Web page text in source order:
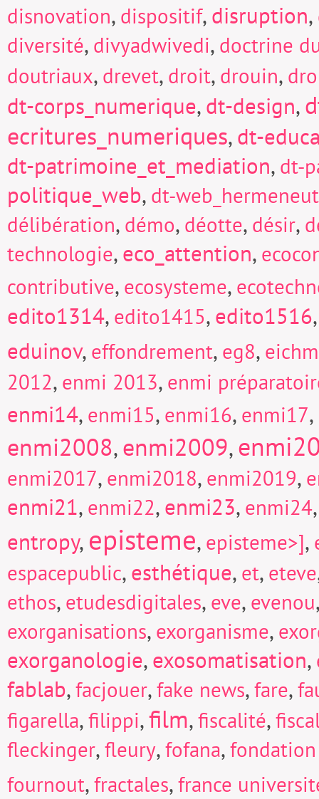
disnovation, dispositif,disruption,
diversité, divyadwivedi, doctrine
doutriaux, drevet, droit, drouin,
dt-corps_numerique,dt-design,
ecritures_numeriques,dt-
dt-patrimoine_et_mediation, dt-
politique_web, dt-
délibération, démo, déotte, désir,
technologie,eco_attention,
contributive, ecosysteme,
edito1314, edito1415,edito1516
eduinov, effondrement, eg8,
2012, enmi 2013, enmi
enmi14, enmi15, enmi16, enmi17,
enmi2008,enmi2009,
enmi2017, enmi2018, enmi2019,
enmi21, enmi22,enmi23, enmi24
entropy, episteme, episteme>],
espacepublic,esthétique, et, eteve
ethos, etudesdigitales, eve, evenou
exorganisations, exorganisme,
exorganologie,exosomatisation,
fablab,facjouer,fake news,fare,
figarella,filippi,film,fiscalité,
fleckinger,fleury,fofana,
fournout,fractales,france